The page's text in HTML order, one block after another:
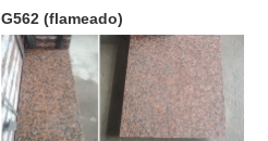
G562 (flameado)